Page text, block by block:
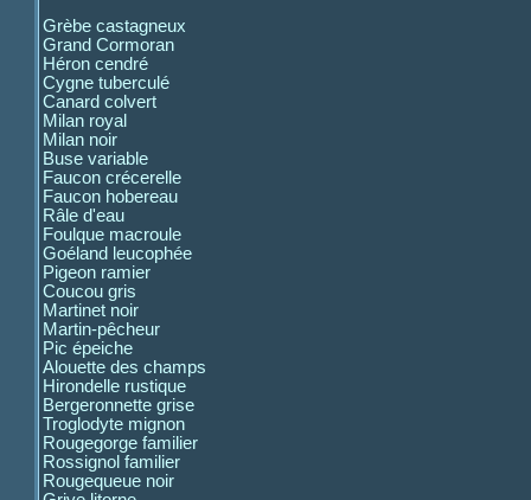
Grèbe castagneux
Grand Cormoran
Héron cendré
Cygne tuberculé
Canard colvert
Milan royal
Milan noir
Buse variable
Faucon crécerelle
Faucon hobereau
Râle d'eau
Foulque macroule
Goéland leucophée
Pigeon ramier
Coucou gris
Martinet noir
Martin-pêcheur
Pic épeiche
Alouette des champs
Hirondelle rustique
Bergeronnette grise
Troglodyte mignon
Rougegorge familier
Rossignol familier
Rougequeue noir